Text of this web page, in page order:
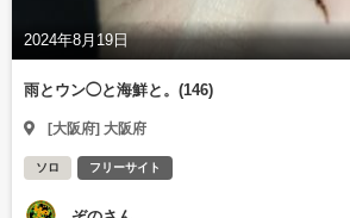
2024年8月19日
雨とウン◯と海鮮と。(146)
[大阪府] 大阪府
ソロ フリーサイト